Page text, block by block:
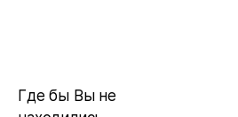
Где бы Вы не